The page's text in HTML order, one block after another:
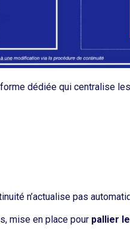
dédiée qui centralise
n’actualise pas
mise en place pour pallier